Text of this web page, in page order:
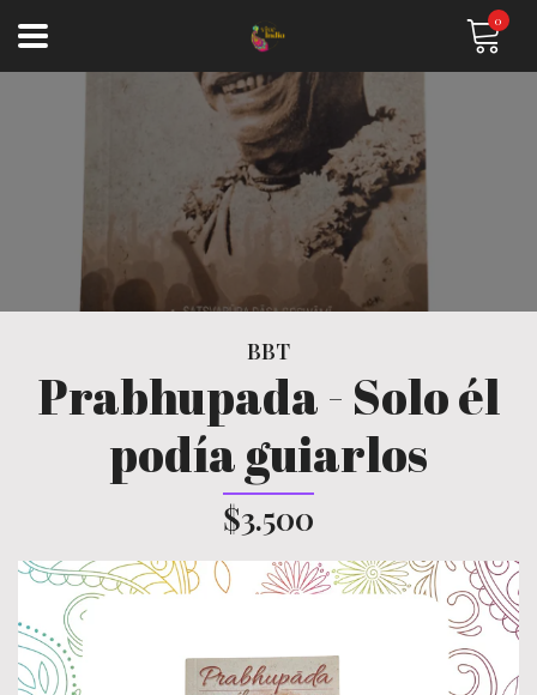
0
BBT
Prabhupada - Solo él
podía guiarlos
$3.500